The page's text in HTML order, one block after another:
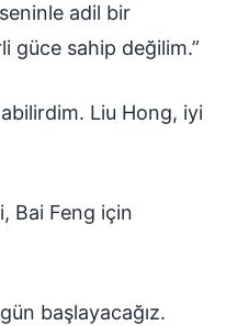
adil bir
güce sahip değilim.”
Liu Hong, iyi
Bai Feng için
başlayacağız.